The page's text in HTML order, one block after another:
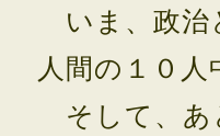
いま、政治
人間の１０
そして、あ